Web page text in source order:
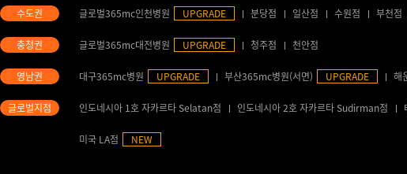
글로벌365mc인천병원 UPGRADE 분당점 일산점 수원점 부천점
글로벌365mc대전병원 UPGRADE 청주점 천안점
대구365mc병원 UPGRADE 부산365mc병원(서면) UPGRADE 해
인도네시아 1호 자카르타 Selatan점 인도네시아 2호 자카르타 Sudirman점
미국 LA점 NEW